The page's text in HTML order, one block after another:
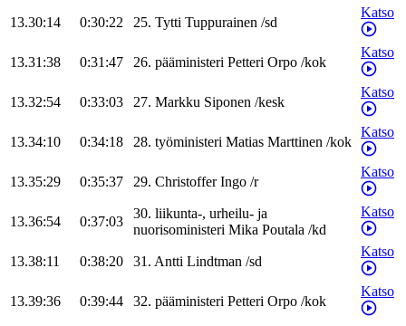
13.30:14 0:30:22 25. Tytti Tuppurainen /sd
Katso
13.31:38 0:31:47 26. pääministeri Petteri Orpo /kok
Katso
13.32:54 0:33:03 27. Markku Siponen /kesk
Katso
13.34:10 0:34:18 28. työministeri Matias Marttinen /kok
Katso
13.35:29 0:35:37 29. Christoffer Ingo /r
Katso
13.36:54 0:37:03
30. liikunta-, urheilu- ja
nuorisoministeri Mika Poutala /kd
Katso
13.38:11 0:38:20 31. Antti Lindtman /sd
Katso
13.39:36 0:39:44 32. pääministeri Petteri Orpo /kok
Katso